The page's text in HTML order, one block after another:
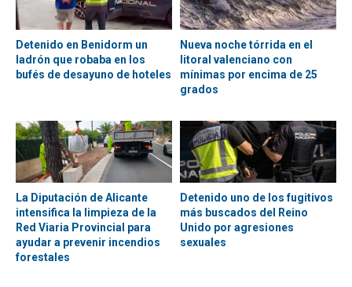
Detenido en Benidorm un
ladrón que robaba en los
bufés de desayuno de hoteles
Nueva noche tórrida en el
litoral valenciano con
mínimas por encima de 25
grados
La Diputación de Alicante
intensifica la limpieza de la
Red Viaria Provincial para
ayudar a prevenir incendios
forestales
Detenido uno de los fugitivos
más buscados del Reino
Unido por agresiones
sexuales